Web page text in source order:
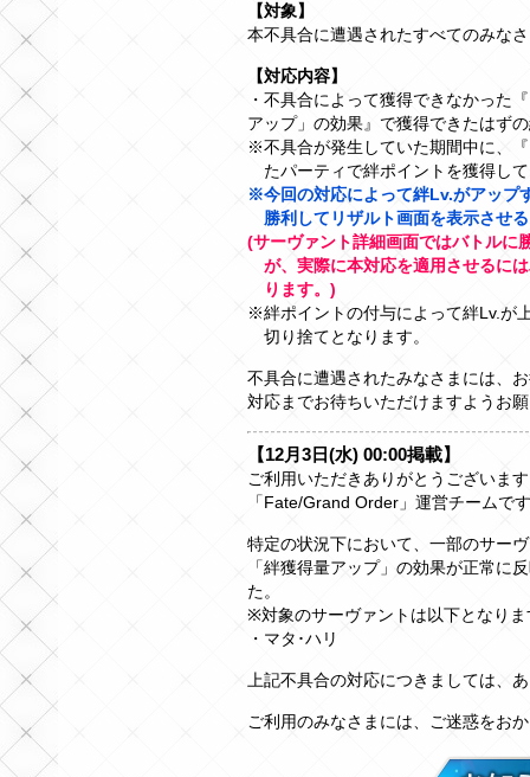
【対象】
本不具合に遭遇されたすべてのみな
【対応内容】
・不具合によって獲得できなかった
アップ」の効果』で獲得できたはず
※不具合が発生していた期間中に、
たパーティで絆ポイントを獲得し
※今回の対応によって絆Lv.がアップ
勝利してリザルト画面を表示させ
(サーヴァント詳細画面ではバトルに
が、実際に本対応を適用させるに
ります。)
※絆ポイントの付与によって絆Lv.が
切り捨てとなります。
不具合に遭遇されたみなさまには、
対応までお待ちいただけますようお
【12月3日(水) 00:00掲載】
ご利用いただきありがとうございま
「Fate/Grand Order」運営チームで
特定の状況下において、一部のサー
「絆獲得量アップ」の効果が正常に
た。
※対象のサーヴァントは以下となりま
・マタ･ハリ
上記不具合の対応につきましては、
ご利用のみなさまには、ご迷惑をお